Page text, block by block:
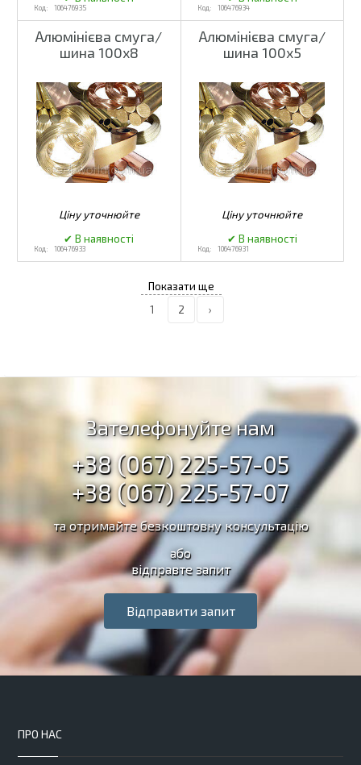
106476935 106476934
Алюмінієва смуга/
шина 100x8
106476933
Алюмінієва смуга/
шина 100x5
106476931
1 2 ›
Зателефонуйте нам
+38 (067) 225-57-05
+38 (067) 225-57-07
та отримайте безкоштовну консультацію
або
відправте запит
Відправити запит
ПРО НАС